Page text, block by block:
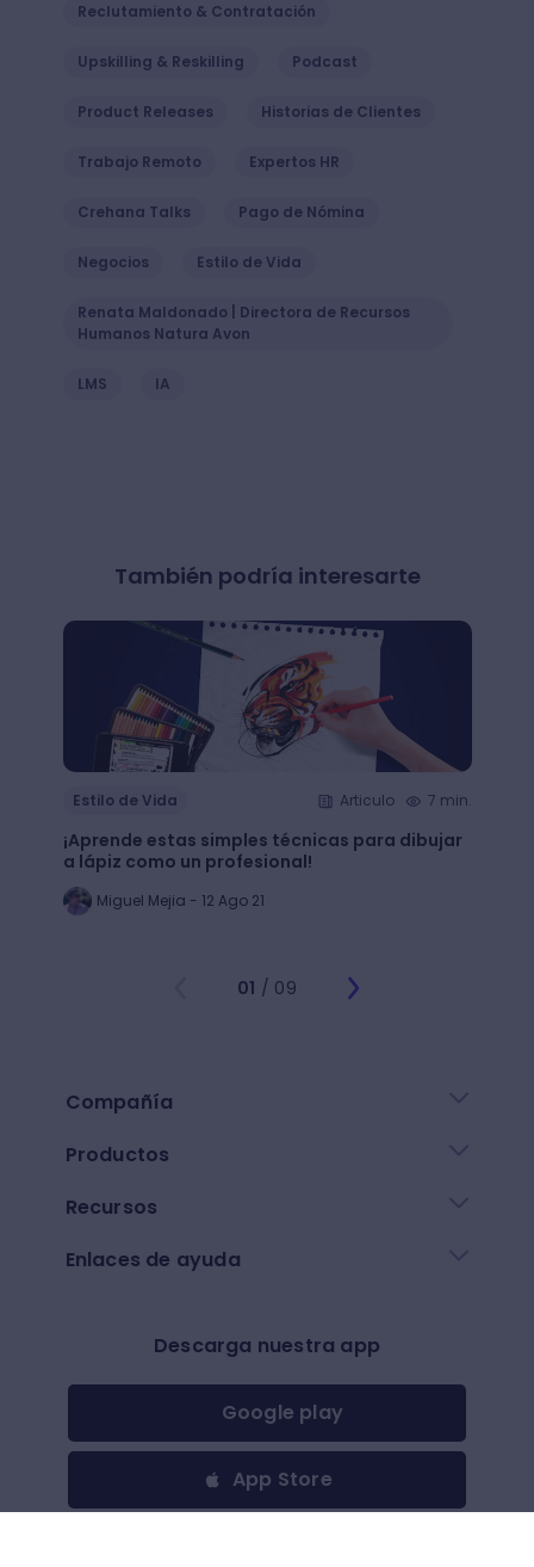
Reclutamiento & Contratación
Upskilling & Reskilling Podcast
Product Releases Historias de Clientes
Trabajo Remoto Expertos HR
Crehana Talks Pago de Nómina
Negocios Estilo de Vida
Renata Maldonado | Directora de Recursos
Humanos Natura Avon
LMS IA
También podría interesarte
Estilo de Vida Articulo 7 min.
¡Aprende estas simples técnicas para dibujar
a lápiz como un profesional!
Miguel Mejia - 12 Ago 21
01 / 09
Compañía
Productos
Recursos
Enlaces de ayuda
Descarga nuestra app
Google play
App Store